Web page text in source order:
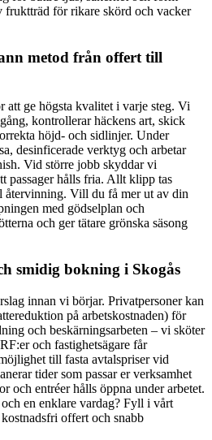
fruktträd för rikare skörd och vacker
metod från offert till
att ge högsta kvalitet i varje steg. Vi
kontrollerar häckens art, skick
höjd- och sidlinjer. Under
desinficerade verktyg och arbetar
Vid större jobb skyddar vi
passager hålls fria. Allt klipp tas
återvinning. Vill du få mer ut av din
med gödselplan och
och ger tätare grönska säsong
smidig bokning i Skogås
innan vi börjar. Privatpersoner kan
på arbetskostnaden) för
och beskärningsarbeten – vi sköter
och fastighetsägare får
till fasta avtalspriser vid
tider som passar er verksamhet
och entréer hålls öppna under arbetet.
en enklare vardag? Fyll i vårt
offert och snabb